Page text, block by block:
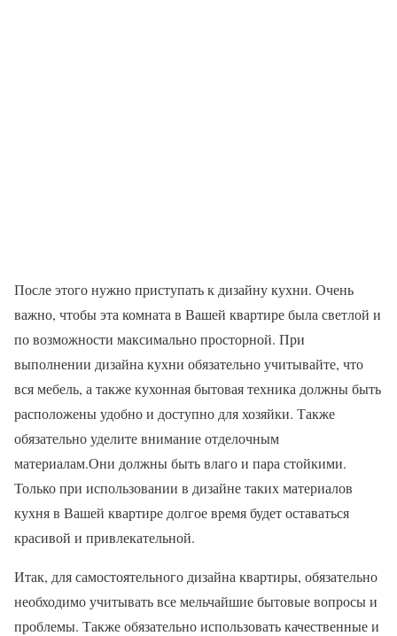
После этого нужно приступать к дизайну кухни. Очень
важно, чтобы эта комната в Вашей квартире была светлой и
по возможности максимально просторной. При
выполнении дизайна кухни обязательно учитывайте, что
вся мебель, а также кухонная бытовая техника должны быть
расположены удобно и доступно для хозяйки. Также
обязательно уделите внимание отделочным
материалам.Они должны быть влаго и пара стойкими.
Только при использовании в дизайне таких материалов
кухня в Вашей квартире долгое время будет оставаться
красивой и привлекательной.
Итак, для самостоятельного дизайна квартиры, обязательно
необходимо учитывать все мельчайшие бытовые вопросы и
проблемы. Также обязательно использовать качественные и